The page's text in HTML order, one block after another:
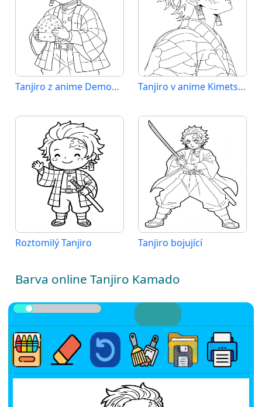
Tanjiro z anime Demon Slayer Tanjiro v anime Kimetsu no Yaiba
Roztomilý Tanjiro Tanjiro bojující
Barva online Tanjiro Kamado